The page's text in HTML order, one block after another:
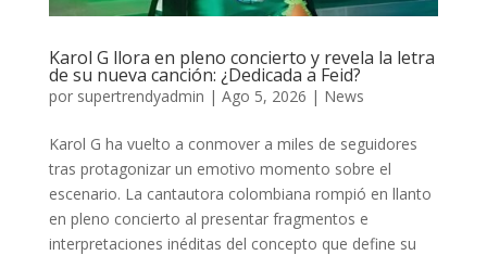
Karol G llora en pleno concierto y revela la letra
de su nueva canción: ¿Dedicada a Feid?
por supertrendyadmin | Ago 5, 2026 | News
Karol G ha vuelto a conmover a miles de seguidores
tras protagonizar un emotivo momento sobre el
escenario. La cantautora colombiana rompió en llanto
en pleno concierto al presentar fragmentos e
interpretaciones inéditas del concepto que define su